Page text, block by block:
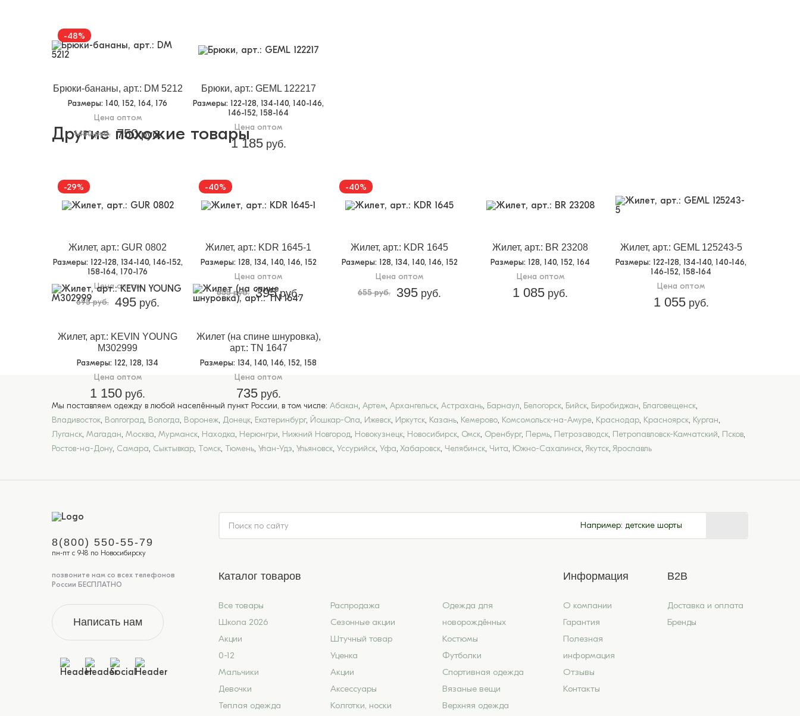
-48%
Брюки-бананы, арт.: DM 5212
Размеры: 140, 152, 164, 176
Цена оптом
1450 руб. 750руб.
Брюки, арт.: GEML 122217
Размеры: 122-128, 134-140, 140-146,
146-152, 158-164
Цена оптом
1 185руб.
Другие похожие товары
-29%
Жилет, арт.: GUR 0802
Размеры: 122-128, 134-140, 146-152,
158-164, 170-176
Цена оптом
695 руб.
495руб.
-40%
Жилет, арт.: KDR 1645-1
Размеры: 128, 134, 140, 146, 152
Цена оптом
655 руб. 395руб.
-40%
Жилет, арт.: KDR 1645
Размеры: 128, 134, 140, 146, 152
Цена оптом
655 руб.
395 руб.
Жилет, арт.: BR 23208
Размеры: 128, 140, 152, 164
Цена оптом
1 085 руб.
Жилет, арт.: GEML 125243-5
Размеры: 122-128, 134-140, 140-146,
146-152, 158-164
Цена оптом
1 055руб.
Жилет, арт.: KEVIN YOUNG
M302999
Размеры: 122, 128, 134
Цена оптом
1 150 руб.
Жилет (на спине шнуровка),
арт.: TN 1647
Размеры: 134, 140, 146, 152, 158
Цена оптом
735руб.
Мы поставляем одежду в любой населённый пункт России, в том числе: Абакан, Артем, Архангельск, Астрахань, Барнаул, Белогорск, Бийск, Биробиджан, Благовещенск,
Владивосток, Волгоград, Вологда, Воронеж, Донецк, Екатеринбург, Йошкар-Ола, Ижевск, Иркутск, Казань, Кемерово, Комсомольск-на-Амуре, Краснодар, Красноярск, Курган,
Луганск, Магадан, Москва, Мурманск, Находка, Нерюнгри, Нижний Новгород, Новокузнецк, Новосибирск, Омск, Оренбург, Пермь, Петрозаводск, Петропавловск-Камчатский, Псков,
Ростов-на-Дону, Самара, Сыктывкар, Томск, Тюмень, Улан-Удэ, Ульяновск, Уссурийск, Уфа, Хабаровск, Челябинск, Чита, Южно-Сахалинск, Якутск, Ярославль
8(800) 550-55-79
пн-пт с 9-18 по Новосибирску
позвоните нам со всех телефонов
России БЕСПЛАТНО
Написать нам
Например: детские шорты
Каталог товаров
Все товары
Школа 2026
Акции
0-12
Мальчики
Девочки
Теплая одежда
Распродажа
Сезонные акции
Штучный товар
Уценка
Акции
Аксессуары
Колготки, носки
Одежда для
новорождённых
Костюмы
Футболки
Спортивная одежда
Вязаные вещи
Верхняя одежда
Информация
О компании
Гарантия
Полезная
информация
Отзывы
Контакты
B2B
Доставка и оплата
Бренды